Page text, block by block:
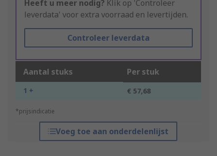
Heeft u meer nodig? Klik op 'Controleer
leverdata' voor extra voorraad en levertijden.
Controleer leverdata
Aantal stuks Per stuk
1 + € 57,68
*prijsindicatie
Voeg toe aan onderdelenlijst